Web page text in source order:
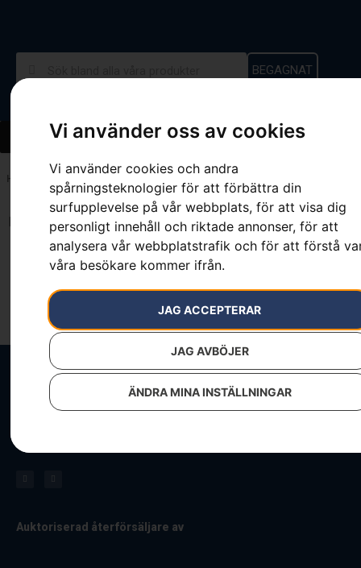
Vi använder oss av cookies
Vi använder cookies och andra
spårningsteknologier för att förbättra din
surfupplevelse på vår webbplats, för att visa dig
personligt innehåll och riktade annonser, för att
analysera vår webbplatstrafik och för att förstå
våra besökare kommer ifrån.
JAG ACCEPTERAR
JAG AVBÖJER
ÄNDRA MINA INSTÄLLNINGAR
BEGAGNAT
Hem 50 cm
Inga resultat.
Hos oss får du alltid personlig service & i vår välfyllda
Besök oss för allt kring lantbruk, entreprenad och grönytor.
Auktoriserad återförsäljare av